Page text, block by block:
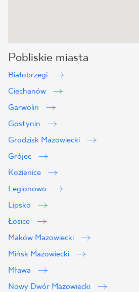
Pobliskie miasta
Białobrzegi
Ciechanów
Garwolin
Gostynin
Grodzisk Mazowiecki
Grójec
Kozienice
Legionowo
Lipsko
Łosice
Maków Mazowiecki
Mińsk Mazowiecki
Mława
Nowy Dwór Mazowiecki